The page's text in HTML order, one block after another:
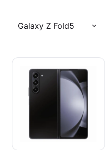
Galaxy Z Fold5